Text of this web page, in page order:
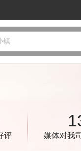
镇
评 媒体对我